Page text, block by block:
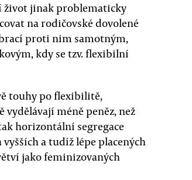
život jinak problematicky
na rodičovské dovolené
proti nim samotným,
kdy se tzv. flexibilní
touhy po flexibilitě,
vydělávají méně peněz, než
horizontální segregace
a tudíž lépe placených
jako feminizovaných